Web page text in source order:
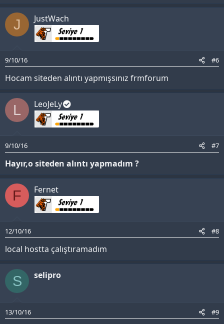
J JustWach
9/10/16 #6
Hocam siteden alıntı yapmışsınız frmforum
L LeoJeLy
9/10/16 #7
Hayır,o siteden alıntı yapmadım ?
F Fernet
12/10/16 #8
local hostta çalıştıramadım
S selipro
13/10/16 #9